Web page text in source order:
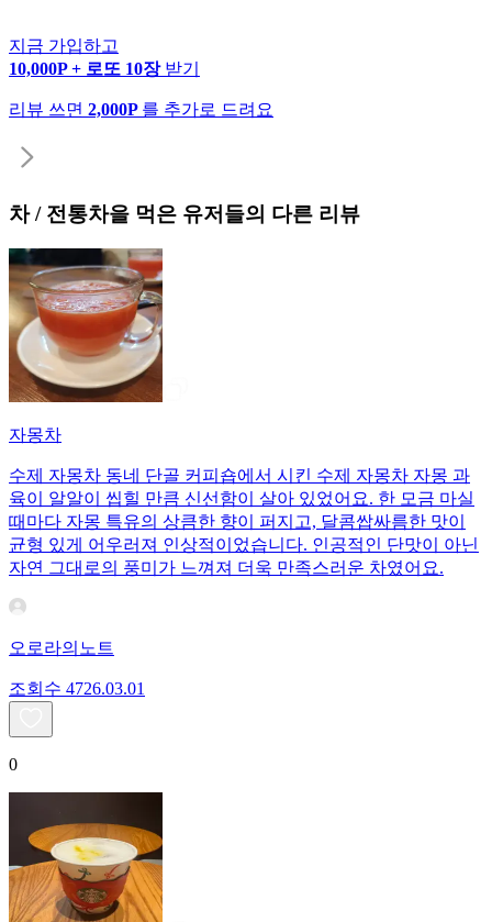
지금 가입하고
10,000P + 로또 10장 받기
리뷰 쓰면 2,000P 를 추가로 드려요
차 / 전통차을 먹은 유저들의 다른 리뷰
자몽차
수제 자몽차 동네 단골 커피숍에서 시킨 수제 자몽차 자몽 과
육이 알알이 씹힐 만큼 신선함이 살아 있었어요. 한 모금 마실
때마다 자몽 특유의 상큼한 향이 퍼지고, 달콤쌉싸름한 맛이
균형 있게 어우러져 인상적이었습니다. 인공적인 단맛이 아닌
자연 그대로의 풍미가 느껴져 더욱 만족스러운 차였어요.
오로라의노트
조회수 4726.03.01
0